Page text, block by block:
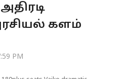
களம்
PM